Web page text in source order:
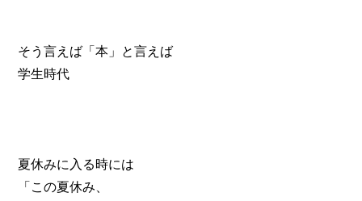
そう言えば「本」と言えば
学生時代
夏休みに入る時には
「この夏休み、